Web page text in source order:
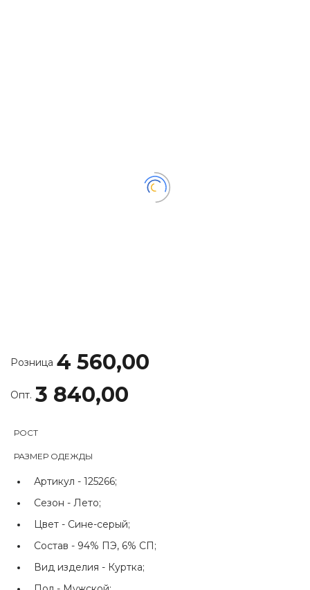
Розница 4 560,00
Опт. 3 840,00
РОСТ
РАЗМЕР ОДЕЖДЫ
Артикул - 125266;
Сезон - Лето;
Цвет - Сине-серый;
Состав - 94% ПЭ, 6% СП;
Вид изделия - Куртка;